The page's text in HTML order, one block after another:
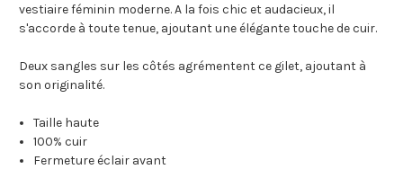
vestiaire féminin moderne. A la fois chic et audacieux, il
s'accorde à toute tenue, ajoutant une élégante touche de cuir.
Deux sangles sur les côtés agrémentent ce gilet, ajoutant à
son originalité.
Taille haute
100% cuir
Fermeture éclair avant